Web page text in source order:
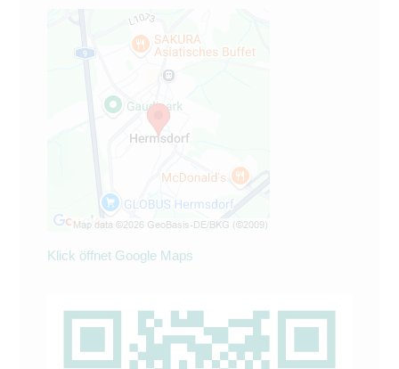
Klick öffnet Google Maps